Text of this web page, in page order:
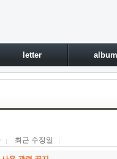
letter album
최근 수정일